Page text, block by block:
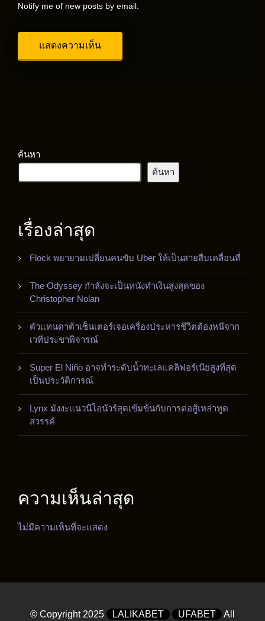
Notify me of new posts by email.
ค้นหา
ค้นหา
เรื่องล่าสุด
Flock พยายามเปลี่ยนคนขับ Uber ให้เป็นสายสืบเคลื่อนที่
The Odyssey กำลังจะเป็นหนังทำเงินสูงสุดของ
Christopher Nolan
ตัวแทนดาต้าเซ็นเตอร์เจอเครื่องประหารชีวิตต้องหนีจาก
เวทีประชาพิจารณ์
Super El Niño อาจทำระดับน้ำทะเลแคลิฟอร์เนียสูงที่สุด
เป็นประวัติการณ์
Lynx มังงะแนวนีโอนัวร์สุดเข้มข้นกับการต่อสู้เหล่าทูต
สวรรค์
ความเห็นล่าสุด
ไม่มีความเห็นที่จะแสดง
© Copyright 2025 LALIKABET UFABET All